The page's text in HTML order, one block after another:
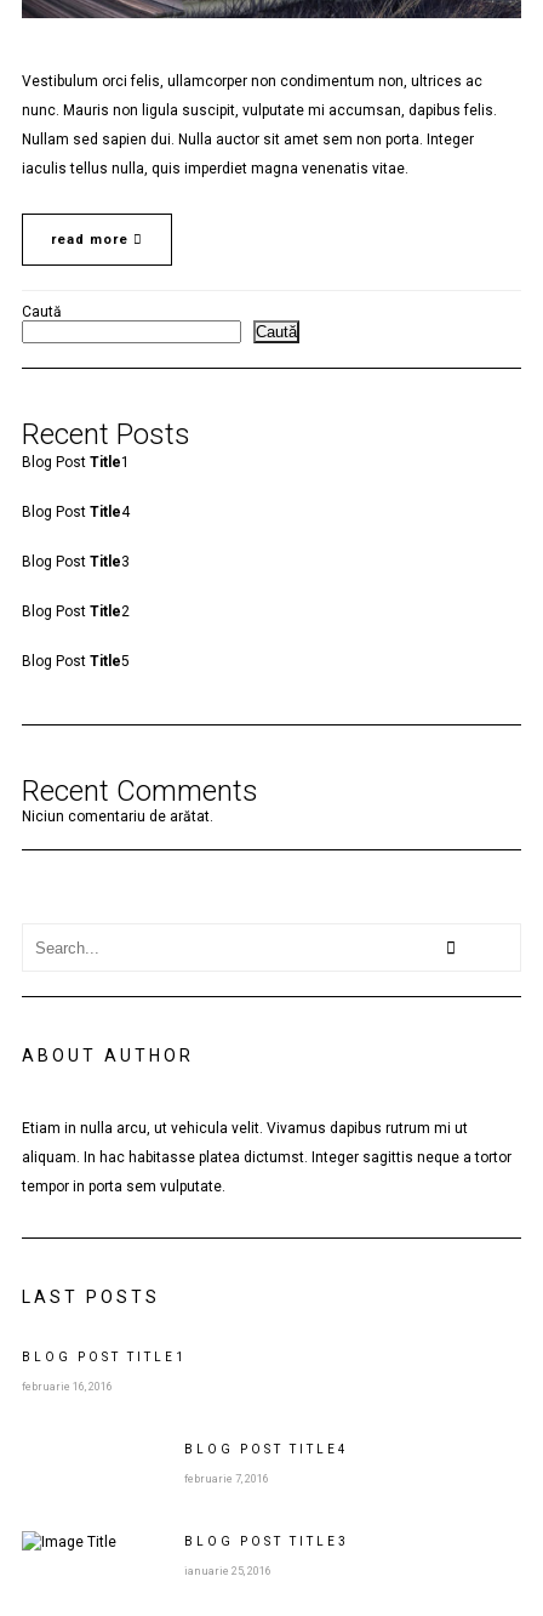
Vestibulum orci felis, ullamcorper non condimentum non, ultrices ac
nunc. Mauris non ligula suscipit, vulputate mi accumsan, dapibus felis.
Nullam sed sapien dui. Nulla auctor sit amet sem non porta. Integer
iaculis tellus nulla, quis imperdiet magna venenatis vitae.
read more
Caută
Caută
Recent Posts
Blog Post Title1
Blog Post Title4
Blog Post Title3
Blog Post Title2
Blog Post Title5
Recent Comments
Niciun comentariu de arătat.
ABOUT AUTHOR
Etiam in nulla arcu, ut vehicula velit. Vivamus dapibus rutrum mi ut
aliquam. In hac habitasse platea dictumst. Integer sagittis neque a tortor
tempor in porta sem vulputate.
LAST POSTS
BLOG POSTTITLE 1
februarie 16, 2016
BLOG POSTTITLE 4
februarie 7, 2016
BLOG POSTTITLE 3
ianuarie 25, 2016